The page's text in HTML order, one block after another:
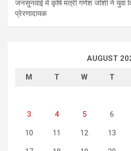
जनसुनवाई में कृषि मंत्री गणेश जोशी ने युवा
प्रेरणादायक
AUGUST
M T W T
3 4 5 6
10 11 12 13